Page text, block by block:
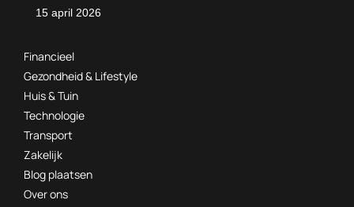
15 april 2026
Financieel
Gezondheid & Lifestyle
Huis & Tuin
Technologie
Transport
Zakelijk
Blog plaatsen
Over ons